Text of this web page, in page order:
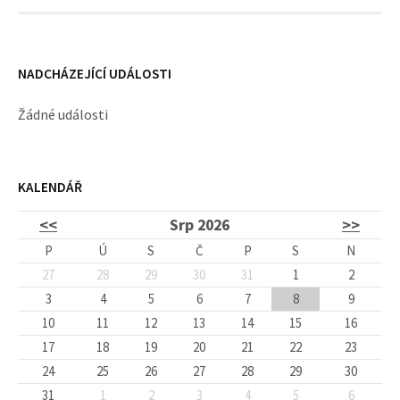
NADCHÁZEJÍCÍ UDÁLOSTI
Žádné události
KALENDÁŘ
<< Srp 2026 >>
P Ú S Č P S
N
27
28 29 30 31 1
2
3
4 5 6 7 8
9
10
11 12 13 14 15
16
17
18 19 20 21 22
23
24
25 26 27 28 29
30
31
1 2 3 4 5 6